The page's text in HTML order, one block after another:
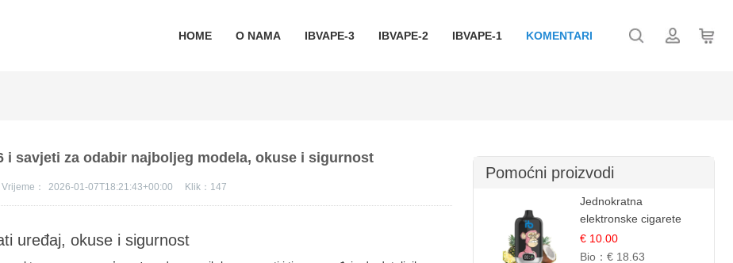
HOME O NAMA IBVAPE-3 IBVAPE-2 IBVAPE-1 KOMENTARI
i savjeti za odabir najboljeg modela, okuse i sigurnost
Vrijeme： 2026-01-07T18:21:43+00:00 Klik： 147
uređaj, okuse i sigurnost
Pomoćni proizvodi
Jednokratna
elektronske cigarete
12.000 Puffova -
Ananas i Kokos
€ 10.00
Bio： € 18.63